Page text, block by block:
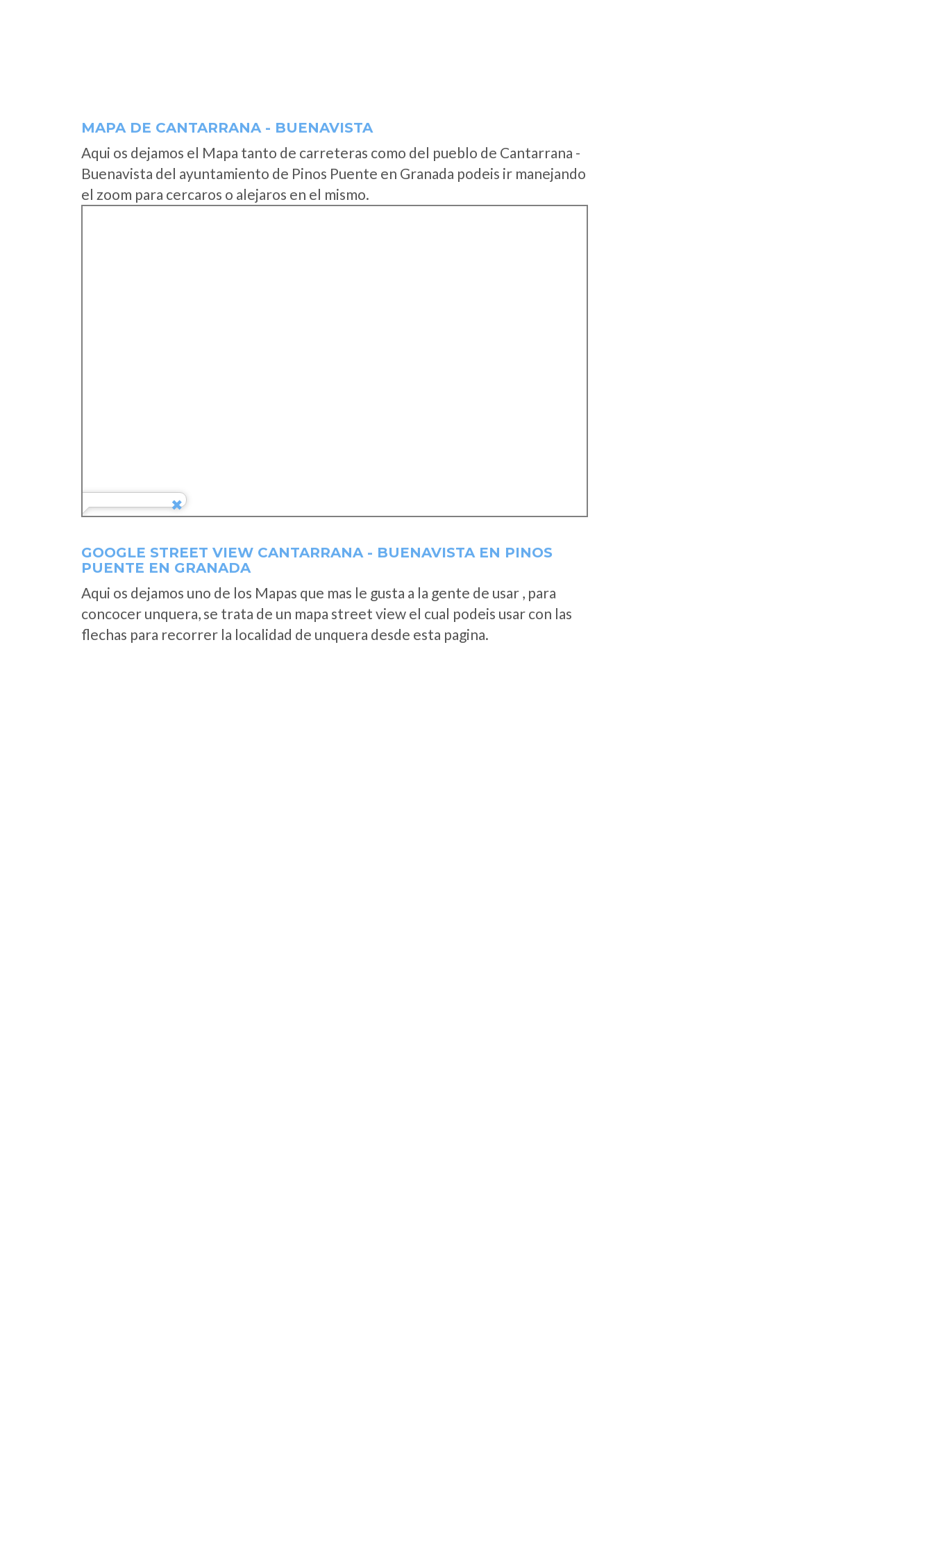
MAPA DE CANTARRANA - BUENAVISTA
Aqui os dejamos el Mapa tanto de carreteras como del pueblo de Cantarrana -
Buenavista del ayuntamiento de Pinos Puente en Granada podeis ir manejando
el zoom para cercaros o alejaros en el mismo.
GOOGLE STREET VIEW CANTARRANA - BUENAVISTA EN PINOS
PUENTE EN GRANADA
Aqui os dejamos uno de los Mapas que mas le gusta a la gente de usar , para
concocer unquera, se trata de un mapa street view el cual podeis usar con las
flechas para recorrer la localidad de unquera desde esta pagina.